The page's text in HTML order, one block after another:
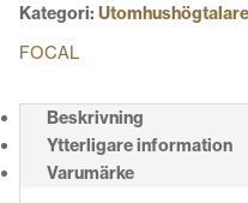
mängd
Kategori: Utomhushögtalare
FOCAL
Beskrivning
Ytterligare information
Varumärke